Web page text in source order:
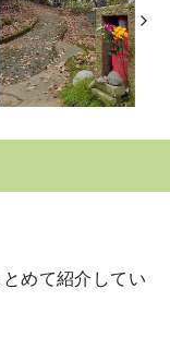
めて紹介してい